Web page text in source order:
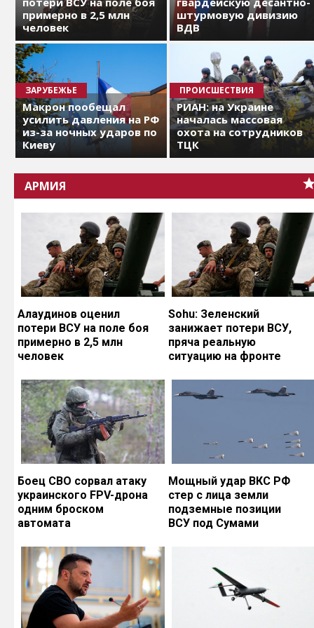
примерно в 2,5 млн
человек
штурмовую дивизию
ВДВ
ЗАРУБЕЖЬЕ
Макрон пообещал
усилить давления на РФ
из-за ночных ударов по
Киеву
ПРОИСШЕСТВИЯ
РИАН: на Украине
началась массовая
охота на сотрудников
ТЦК
АРМИЯ
Алаудинов оценил
потери ВСУ на поле боя
примерно в 2,5 млн
человек
Sohu: Зеленский
занижает потери ВСУ,
пряча реальную
ситуацию на фронте
Боец СВО сорвал атаку
украинского FPV-дрона
одним броском
автомата
Мощный удар ВКС РФ
стер с лица земли
подземные позиции
ВСУ под Сумами